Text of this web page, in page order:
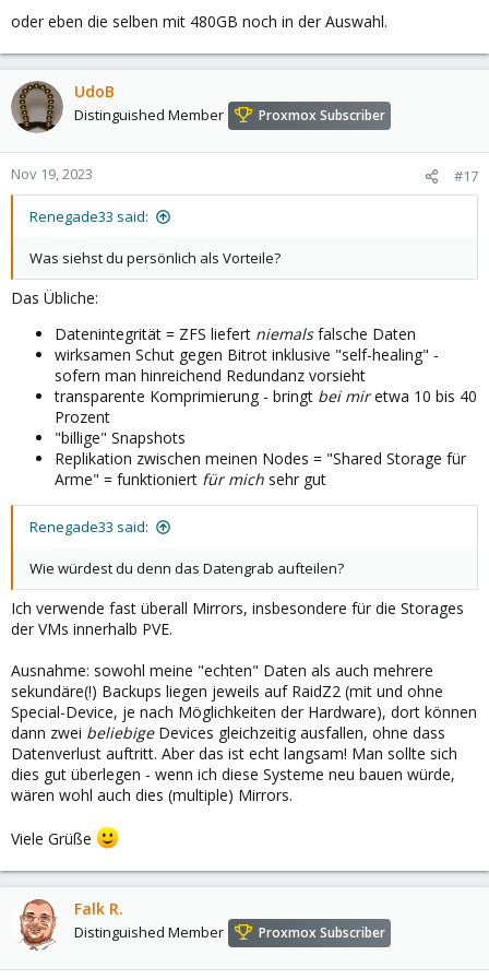
oder eben die selben mit 480GB noch in der Auswahl.
UdoB
Distinguished Member Proxmox Subscriber
Nov 19, 2023 #17
Renegade33 said:
Was siehst du persönlich als Vorteile?
Das Übliche:
Datenintegrität = ZFS liefert niemalsfalsche Daten
wirksamen Schut gegen Bitrot inklusive "self-healing" -
sofern man hinreichend Redundanz vorsieht
transparente Komprimierung - bringt bei miretwa 10 bis 40
Prozent
"billige" Snapshots
Replikation zwischen meinen Nodes = "Shared Storage für
Arme" = funktioniert für mich sehr gut
Renegade33 said:
Wie würdest du denn das Datengrab aufteilen?
Ich verwende fast überall Mirrors, insbesondere für die Storages
der VMs innerhalb PVE.
Ausnahme: sowohl meine "echten" Daten als auch mehrere
sekundäre(!) Backups liegen jeweils auf RaidZ2 (mit und ohne
Special-Device, je nach Möglichkeiten der Hardware), dort können
dann zwei beliebigeDevices gleichzeitig ausfallen, ohne dass
Datenverlust auftritt. Aber das ist echt langsam! Man sollte sich
dies gut überlegen - wenn ich diese Systeme neu bauen würde,
wären wohl auch dies (multiple) Mirrors.
Viele Grüße
Falk R.
Distinguished Member Proxmox Subscriber